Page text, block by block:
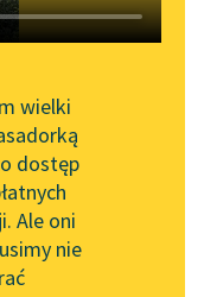
brak utworu
Wolnych Lektur
dla piszących i
wielki
dostęp
Ale oni
nie
pobierz książkę